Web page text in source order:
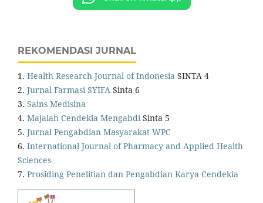
REKOMENDASI JURNAL
1. Health Research Journal of Indonesia SINTA 4
2. Jurnal Farmasi SYIFA Sinta 6
3. Sains Medisina
4. Majalah Cendekia MengabdiSinta 5
5. Jurnal Pengabdian Masyarakat WPC
6. International Journal of Pharmacy and Applied Health
Sciences
7. Prosiding Penelitian dan Pengabdian Karya Cendekia